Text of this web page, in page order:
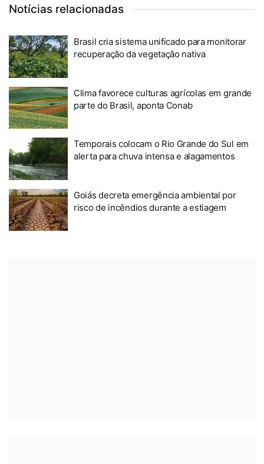
Notícias relacionadas
Brasil cria sistema unificado para monitorar
recuperação da vegetação nativa
Clima favorece culturas agrícolas em grande
parte do Brasil, aponta Conab
Temporais colocam o Rio Grande do Sul em
alerta para chuva intensa e alagamentos
Goiás decreta emergência ambiental por
risco de incêndios durante a estiagem